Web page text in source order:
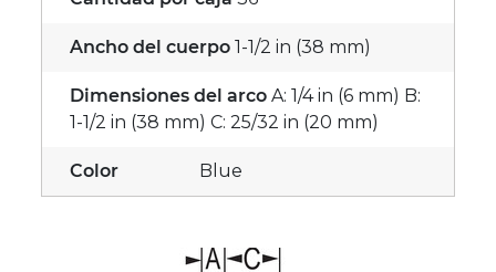
Ancho del cuerpo 1-1/2 in (38 mm)
Dimensiones del arco A: 1/4 in (6 mm) B:
1-1/2 in (38 mm) C: 25/32 in (20 mm)
Color Blue